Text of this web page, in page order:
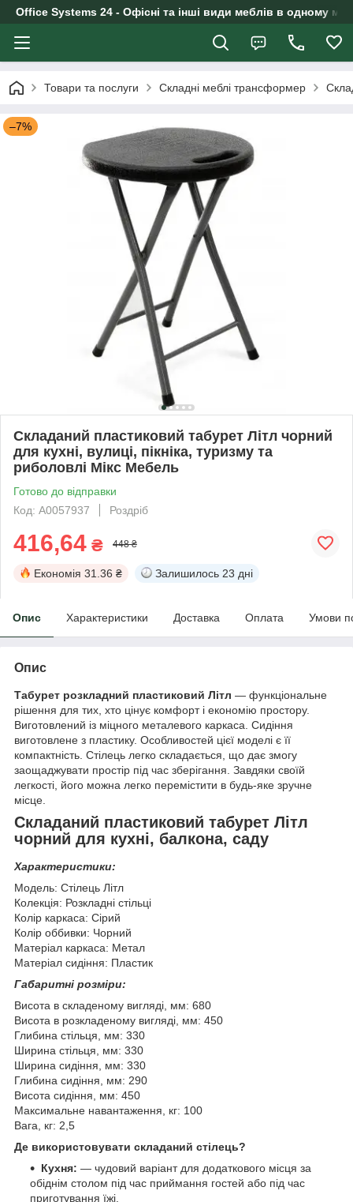
Office Systems 24 - Офісні та інші види меблів в одному
Товари та послуги Складні меблі трансформер
–7%
Складаний пластиковий табурет Літл чорний
для кухні, вулиці, пікніка, туризму та
риболовлі Мікс Мебель
Готово до відправки
Код: А0057937
Роздріб
416,64 ₴ 448 ₴
Економія 31.36 ₴ Залишилось 23 дні
Опис Характеристики Доставка Оплата Умови
Опис
Табурет розкладний пластиковий Літл — функціональне
рішення для тих, хто цінує комфорт і економію простору.
Виготовлений із міцного металевого каркаса. Сидіння
виготовлене з пластику. Особливостей цієї моделі є її
компактність. Стілець легко складається, що дає змогу
заощаджувати простір під час зберігання. Завдяки своїй
легкості, його можна легко перемістити в будь-яке зручне
місце.
Складаний пластиковий табурет Літл
чорний для кухні, балкона, саду
Характеристики:
Модель: Стілець Літл
Колекція: Розкладні стільці
Колір каркаса: Сірий
Колір оббивки: Чорний
Матеріал каркаса: Метал
Матеріал сидіння: Пластик
Габаритні розміри:
Висота в складеному вигляді, мм: 680
Висота в розкладеному вигляді, мм: 450
Глибина стільця, мм: 330
Ширина стільця, мм: 330
Ширина сидіння, мм: 330
Глибина сидіння, мм: 290
Висота сидіння, мм: 450
Максимальне навантаження, кг: 100
Вага, кг: 2,5
Де використовувати складаний стілець?
Кухня: — чудовий варіант для додаткового місця за
обіднім столом під час приймання гостей або під час
приготування їжі.